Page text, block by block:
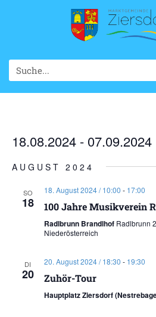
18.08.2024 - 07.09.2024
wählen.
AUGUST 2024
SO
18
18. August 2024 / 10:00 - 17:00
100 Jahre Musikverein
Radlbrunn Brandlhof Radlbrunn
Niederösterreich
DI
20
20. August 2024 / 18:30 - 19:30
Zuhör-Tour
Hauptplatz Ziersdorf